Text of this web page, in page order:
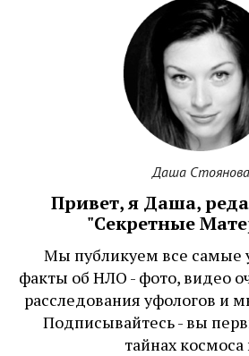
Даша Стоянова
Привет, я Даша,
"Секретные
Мы публикуем все самые
факты об НЛО - фото, видео
расследования уфологов и
Подписывайтесь - вы
тайнах космоса